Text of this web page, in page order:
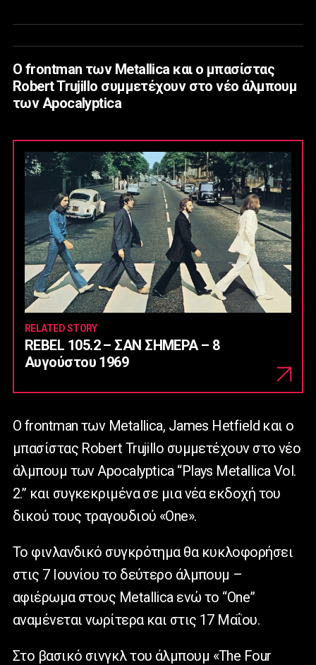
Ο frontman των Metallica και ο μπασίστας
Robert Trujillo συμμετέχουν στο νέο άλμπουμ
των Apocalyptica
RELATED STORY
REBEL 105.2 – ΣΑΝ ΣΗΜΕΡΑ – 8
Αυγούστου 1969
Ο frontman των Metallica, James Hetfield και ο
μπασίστας Robert Trujillo συμμετέχουν στο νέο
άλμπουμ των Apocalyptica “Plays Metallica Vol.
2.” και συγκεκριμένα σε μια νέα εκδοχή του
δικού τους τραγουδιού «One».
Το φινλανδικό συγκρότημα θα κυκλοφορήσει
στις 7 Ιουνίου το δεύτερο άλμπουμ –
αφιέρωμα στους Metallica ενώ το “One”
αναμένεται νωρίτερα και στις 17 Μαΐου.
Στο βασικό σινγκλ του άλμπουμ «The Four